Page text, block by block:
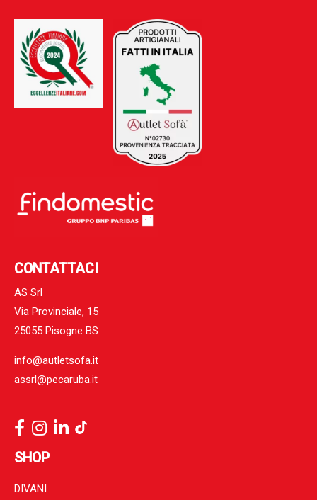
CONTATTACI
AS Srl
Via Provinciale, 15
25055 Pisogne BS
info@autletsofa.it
assrl@pecaruba.it
SHOP
DIVANI